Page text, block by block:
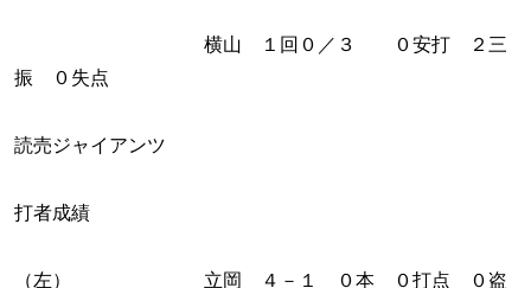
横山 １回０／３ ０安打 ２三
振 ０失点
読売ジャイアンツ
打者成績
（左） 立岡 ４－１ ０本 ０打点 ０盗